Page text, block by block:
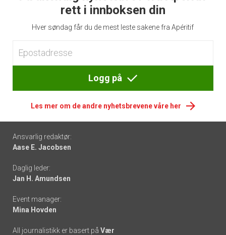
rett i innboksen din
Hver søndag får du de mest leste sakene fra Apéritif
Logg på
Les mer om de andre nyhetsbrevene våre her
Footer
-
links
Ansvarlig redaktør:
Aase E. Jacobsen
Daglig leder:
Jan H. Amundsen
Event manager:
Mina Hovden
All journalistikk er basert på Vær